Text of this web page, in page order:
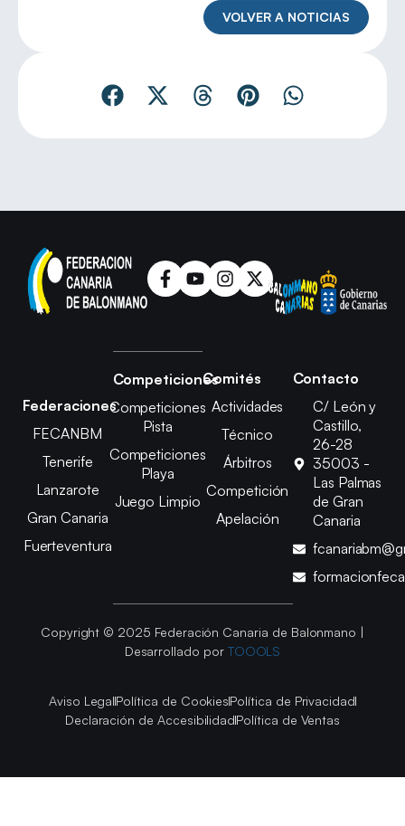
VOLVER A NOTICIAS
Federaciones
FECANBM
Tenerife
Lanzarote
Gran Canaria
Fuerteventura
Competiciones
Competiciones
Pista
Competiciones
Playa
Juego Limpio
Comités
Actividades
Técnico
Árbitros
Competición
Apelación
Contacto
C/ León y
Castillo,
26-28
35003 -
Las Palmas
de Gran
Canaria
Copyright © 2025 Federación Canaria de Balonmano |
Desarrollado por TOOOLS
Aviso LegalPolítica de CookiesPolítica de Privacidad
Declaración de AccesibilidadPolítica de Ventas